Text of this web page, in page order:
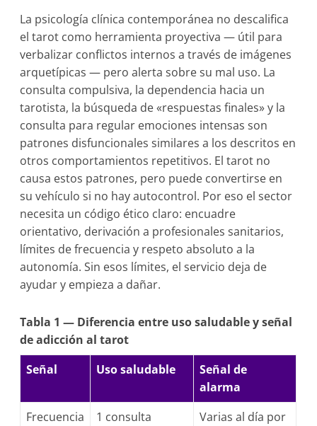
La psicología clínica contemporánea no descalifica
el tarot como herramienta proyectiva — útil para
verbalizar conflictos internos a través de imágenes
arquetípicas — pero alerta sobre su mal uso. La
consulta compulsiva, la dependencia hacia un
tarotista, la búsqueda de «respuestas finales» y la
consulta para regular emociones intensas son
patrones disfuncionales similares a los descritos en
otros comportamientos repetitivos. El tarot no
causa estos patrones, pero puede convertirse en
su vehículo si no hay autocontrol. Por eso el sector
necesita un código ético claro: encuadre
orientativo, derivación a profesionales sanitarios,
límites de frecuencia y respeto absoluto a la
autonomía. Sin esos límites, el servicio deja de
ayudar y empieza a dañar.
Tabla 1 — Diferencia entre uso saludable y señal
de adicción al tarot
Señal
Uso saludable
Señal de
alarma
Frecuencia
1 consulta
Varias al día por